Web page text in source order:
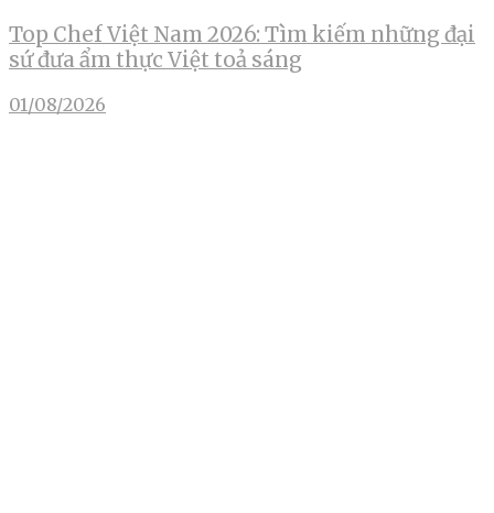
Top Chef Việt Nam 2026: Tìm kiếm những đại
sứ đưa ẩm thực Việt toả sáng
01/08/2026